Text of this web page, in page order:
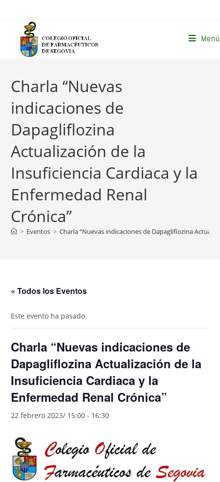
contenido
Menú
Charla “Nuevas
indicaciones de
Dapagliflozina
Actualización de la
Insuficiencia Cardiaca y la
Enfermedad Renal
Crónica”
> Eventos > Charla “Nuevas indicaciones de Dapagliflozina
« Todos los Eventos
Este evento ha pasado.
Charla “Nuevas indicaciones de
Dapagliflozina Actualización de la
Insuficiencia Cardiaca y la
Enfermedad Renal Crónica”
22 febrero 2023/ 15:00 - 16:30